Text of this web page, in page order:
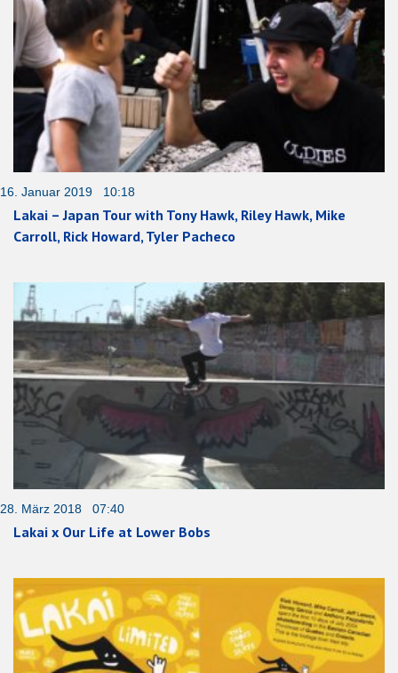
16. Januar 2019 10:18
Lakai – Japan Tour with Tony Hawk, Riley Hawk, Mike
Carroll, Rick Howard, Tyler Pacheco
28. März 2018 07:40
Lakai x Our Life at Lower Bobs